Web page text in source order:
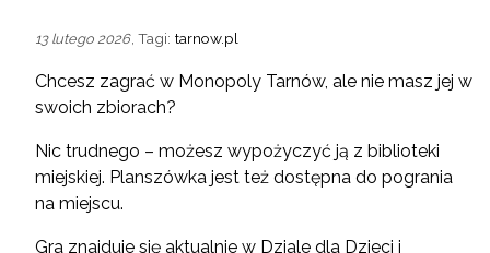
13 lutego 2026 , Tagi: tarnow.pl
Chcesz zagrać w Monopoly Tarnów, ale nie masz jej w
swoich zbiorach?
Nic trudnego – możesz wypożyczyć ją z biblioteki
miejskiej. Planszówka jest też dostępna do pogrania
na miejscu.
Gra znajduje się aktualnie w Dziale dla Dzieci i